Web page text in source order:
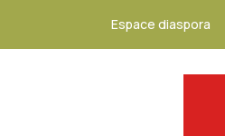
Espace diaspora